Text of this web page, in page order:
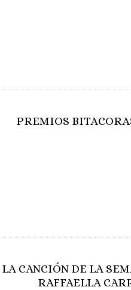
PREMIOS
LA CANCIÓN DE LA
RAFFAELLA